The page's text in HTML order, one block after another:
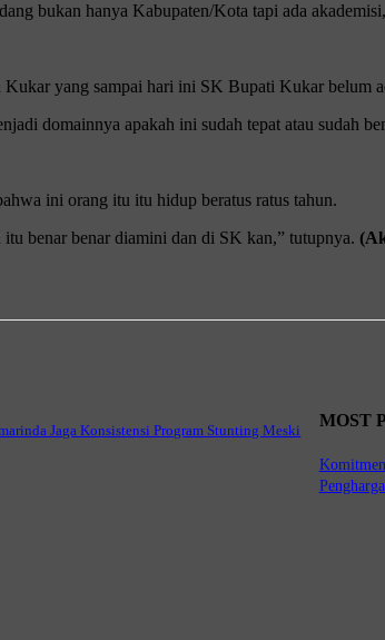
bukan hanya Kabupaten/Kota tapi ada
yang sampai hari ini SK Bupati Kukar belum
domainnya apakah ini sudah tepat atau sudah
ini orang itu itu hidup beratus ratus tahun.
benar benar diamini dan di SK kan,” tutupnya.
Jaga Konsistensi Program Stunting Meski
MOST